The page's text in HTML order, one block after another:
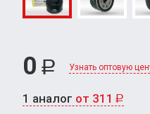
0 Р Узнать оптовую
1 аналог от 311 Р